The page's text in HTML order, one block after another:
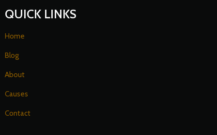
QUICK LINKS
Home
Blog
About
Causes
Contact